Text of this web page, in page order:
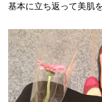
基本に立ち返って美肌